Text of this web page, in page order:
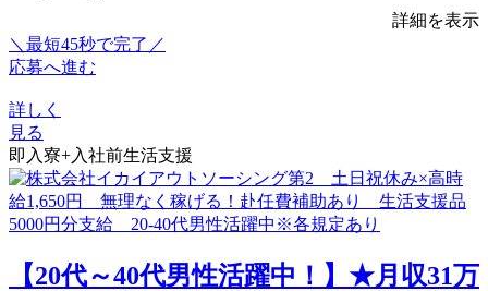
詳細を表示
＼最短45秒で完了／
応募へ進む
詳しく
見る
即入寮+入社前生活支援
【20代～40代男性活躍中！】★月収31万